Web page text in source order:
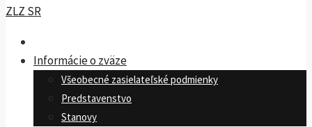
ZLZ SR
Informácie o zväze
Všeobecné zasielateľské podmienky
Predstavenstvo
Stanovy